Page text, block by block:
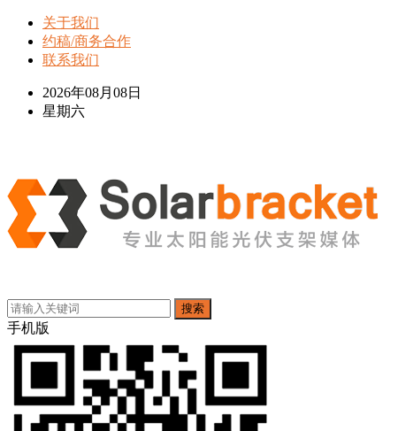
关于我们
约稿/商务合作
联系我们
2026年08月08日
星期六
搜索
手机版